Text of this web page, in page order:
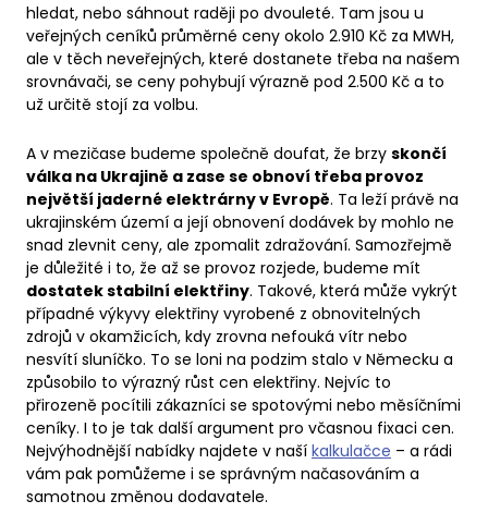
hledat, nebo sáhnout raději po dvouleté. Tam jsou u
veřejných ceníků průměrné ceny okolo 2.910 Kč za MWH,
ale v těch neveřejných, které dostanete třeba na našem
srovnávači, se ceny pohybují výrazně pod 2.500 Kč a to
už určitě stojí za volbu.
A v mezičase budeme společně doufat, že brzy skončí
válka na Ukrajině a zase se obnoví třeba provoz
největší jaderné elektrárny v Evropě. Ta leží právě na
ukrajinském území a její obnovení dodávek by mohlo ne
snad zlevnit ceny, ale zpomalit zdražování. Samozřejmě
je důležité i to, že až se provoz rozjede, budeme mít
dostatek stabilní elektřiny. Takové, která může vykrýt
případné výkyvy elektřiny vyrobené z obnovitelných
zdrojů v okamžicích, kdy zrovna nefouká vítr nebo
nesvítí sluníčko. To se loni na podzim stalo v Německu a
způsobilo to výrazný růst cen elektřiny. Nejvíc to
přirozeně pocítili zákazníci se spotovými nebo měsíčními
ceníky. I to je tak další argument pro včasnou fixaci cen.
Nejvýhodnější nabídky najdete v naší kalkulačce – a rádi
vám pak pomůžeme i se správným načasováním a
samotnou změnou dodavatele.